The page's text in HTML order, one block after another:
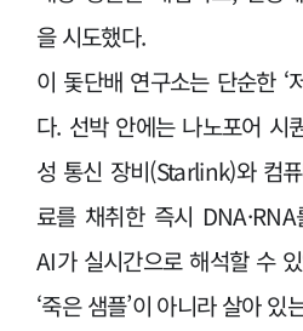
을 시도했다.
이 돛단배 연구소는 단순한 ‘
다. 선박 안에는 나노포어 시
성 통신 장비(Starlink)와 컴
료를 채취한 즉시
AI가 실시간으로 해석할 수
‘죽은 샘플’이 아니라 살아